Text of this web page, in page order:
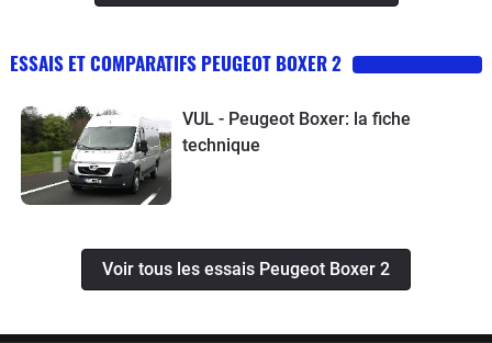
ESSAIS ET COMPARATIFS PEUGEOT BOXER 2
VUL - Peugeot Boxer: la fiche
technique
Voir tous les essais Peugeot Boxer 2